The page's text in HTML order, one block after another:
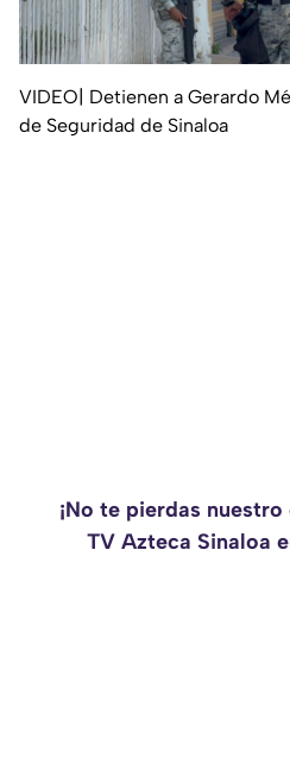
VIDEO| Detienen a Gerardo
de Seguridad de Sinaloa
¡No te pierdas
TV Azteca Sinaloa